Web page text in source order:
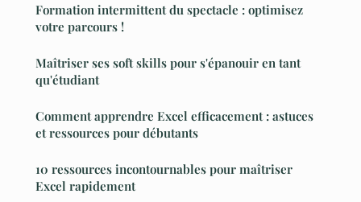
Formation intermittent du spectacle : optimisez
votre parcours !
Maîtriser ses soft skills pour s'épanouir en tant
qu'étudiant
Comment apprendre Excel efficacement : astuces
et ressources pour débutants
10 ressources incontournables pour maîtriser
Excel rapidement